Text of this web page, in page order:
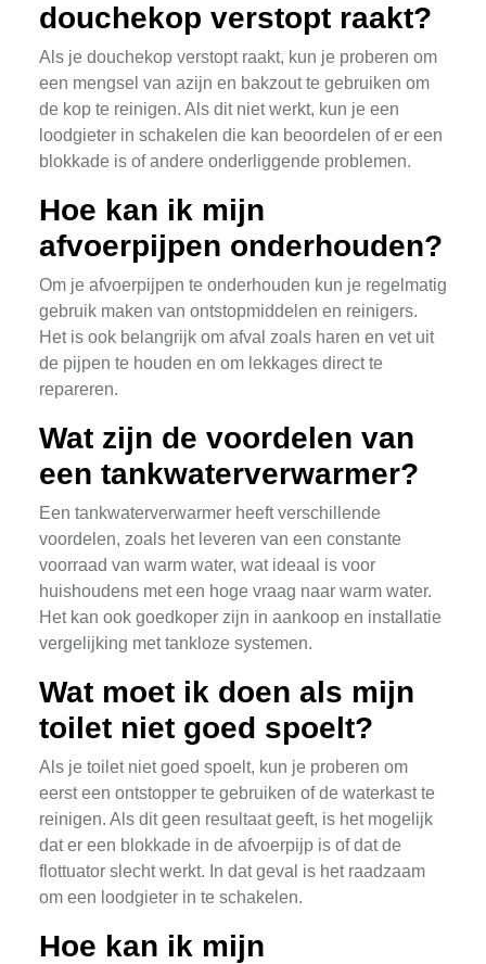
douchekop verstopt raakt?
Als je douchekop verstopt raakt, kun je proberen om
een mengsel van azijn en bakzout te gebruiken om
de kop te reinigen. Als dit niet werkt, kun je een
loodgieter in schakelen die kan beoordelen of er een
blokkade is of andere onderliggende problemen.
Hoe kan ik mijn
afvoerpijpen onderhouden?
Om je afvoerpijpen te onderhouden kun je regelmatig
gebruik maken van ontstopmiddelen en reinigers.
Het is ook belangrijk om afval zoals haren en vet uit
de pijpen te houden en om lekkages direct te
repareren.
Wat zijn de voordelen van
een tankwaterverwarmer?
Een tankwaterverwarmer heeft verschillende
voordelen, zoals het leveren van een constante
voorraad van warm water, wat ideaal is voor
huishoudens met een hoge vraag naar warm water.
Het kan ook goedkoper zijn in aankoop en installatie
vergelijking met tankloze systemen.
Wat moet ik doen als mijn
toilet niet goed spoelt?
Als je toilet niet goed spoelt, kun je proberen om
eerst een ontstopper te gebruiken of de waterkast te
reinigen. Als dit geen resultaat geeft, is het mogelijk
dat er een blokkade in de afvoerpijp is of dat de
flottuator slecht werkt. In dat geval is het raadzaam
om een loodgieter in te schakelen.
Hoe kan ik mijn